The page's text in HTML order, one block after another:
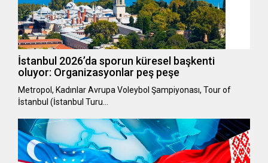
İstanbul 2026’da sporun küresel başkenti
oluyor: Organizasyonlar peş peşe
Metropol, Kadınlar Avrupa Voleybol Şampiyonası, Tour of
İstanbul (İstanbul Turu…